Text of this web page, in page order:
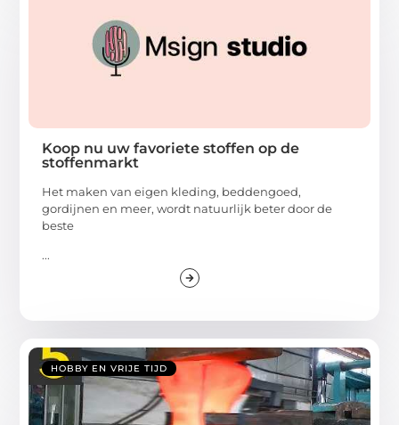
Koop nu uw favoriete stoffen op de
stoffenmarkt
Het maken van eigen kleding, beddengoed,
gordijnen en meer, wordt natuurlijk beter door de
beste
...
HOBBY EN VRIJE TIJD